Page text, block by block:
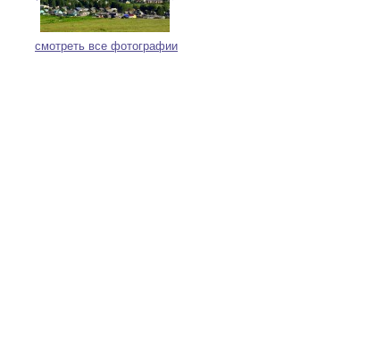
смотреть все фотографии